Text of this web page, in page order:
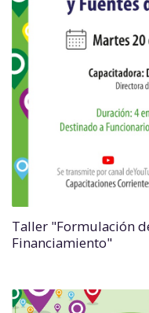
Taller "Formulación
Financiamiento"